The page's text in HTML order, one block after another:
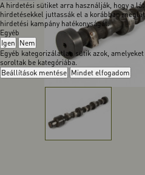
A hirdetési sütiket arra használják, hogy a
hirdetésekkel juttassák el a korábban
hirdetési kampány hatékonyságát.
Egyéb
Igen Nem
Egyéb kategorizálatlan sütik azok,
soroltak be kategóriába.
Beállítások mentése Mindet elfogadom